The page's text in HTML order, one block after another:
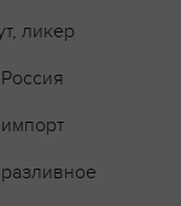
ликер